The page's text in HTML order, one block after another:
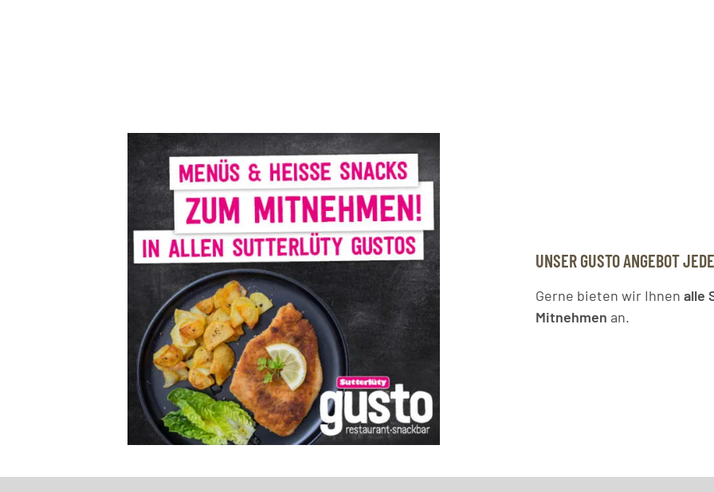
UNSER GUSTO ANGEBOT
Gerne bieten wir Ihnen alle
Mitnehmen an.